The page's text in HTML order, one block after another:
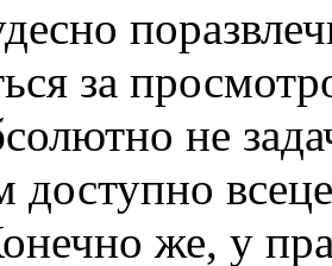
за
не
доступно
же, у